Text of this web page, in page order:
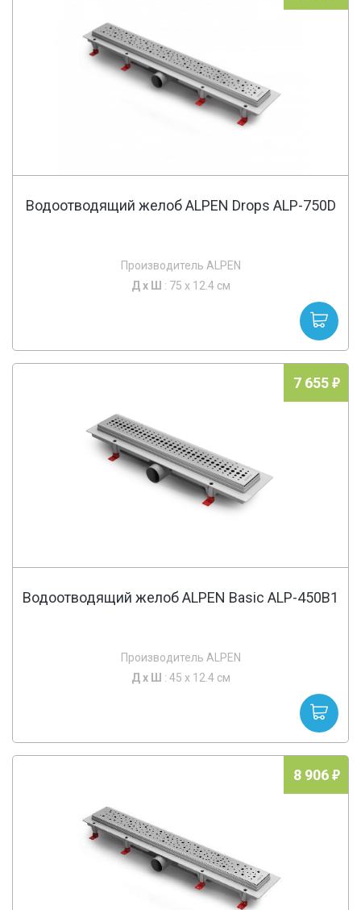
Водоотводящий желоб ALPEN Drops ALP-750D
Производитель ALPEN
Д х Ш : 75 x 12.4 см
7 655
Водоотводящий желоб ALPEN Basic ALP-450B1
Производитель ALPEN
Д х Ш : 45 x 12.4 см
8 906